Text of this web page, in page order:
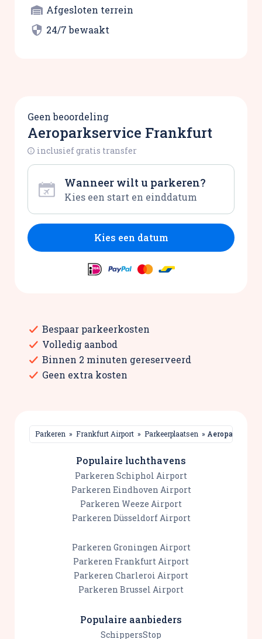
Afgesloten terrein
24/7 bewaakt
Geen beoordeling
Aeroparkservice Frankfurt
inclusief gratis transfer
Wanneer wilt u parkeren?
Kies een datum
Bespaar parkeerkosten
Volledig aanbod
Binnen 2 minuten gereserveerd
Geen extra kosten
Parkeren » Frankfurt Airport » Parkeerplaatsen »
Populaire luchthavens
Parkeren Schiphol Airport
Parkeren Eindhoven Airport
Parkeren Weeze Airport
Parkeren Düsseldorf Airport
Parkeren Groningen Airport
Parkeren Frankfurt Airport
Parkeren Charleroi Airport
Parkeren Brussel Airport
Populaire aanbieders
SchippersStop